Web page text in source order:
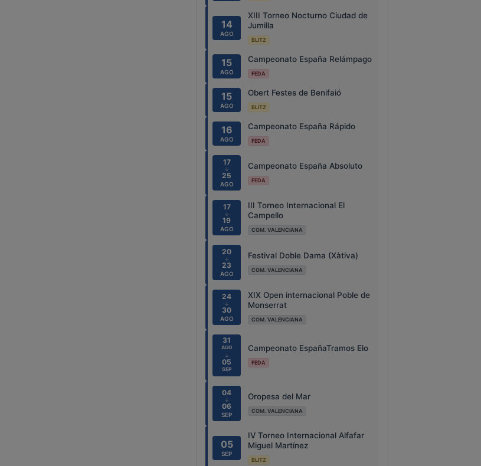
14
AGO
XIII Torneo Nocturno Ciudad de
Jumilla
BLITZ
15
AGO
Campeonato España Relámpago
FEDA
15
AGO
Obert Festes de Benifaió
BLITZ
16
AGO
Campeonato España Rápido
FEDA
17
↓
25
AGO
Campeonato España Absoluto
FEDA
17
↓
19
AGO
III Torneo Internacional El
Campello
COM. VALENCIANA
20
↓
23
AGO
Festival Doble Dama (Xàtiva)
COM. VALENCIANA
24
↓
30
AGO
XIX Open internacional Poble de
Monserrat
COM. VALENCIANA
31
AGO
↓
05
SEP
Campeonato EspañaTramos Elo
FEDA
04
↓
06
SEP
Oropesa del Mar
COM. VALENCIANA
05
SEP
IV Torneo Internacional Alfafar
Miguel Martínez
BLITZ